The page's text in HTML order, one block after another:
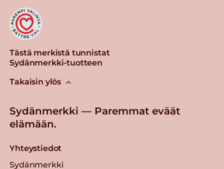
Tästä merkistä tunnistat
Sydänmerkki-tuotteen
Takaisin ylös
Sydänmerkki — Paremmat eväät
elämään.
Yhteystiedot
Sydänmerkki